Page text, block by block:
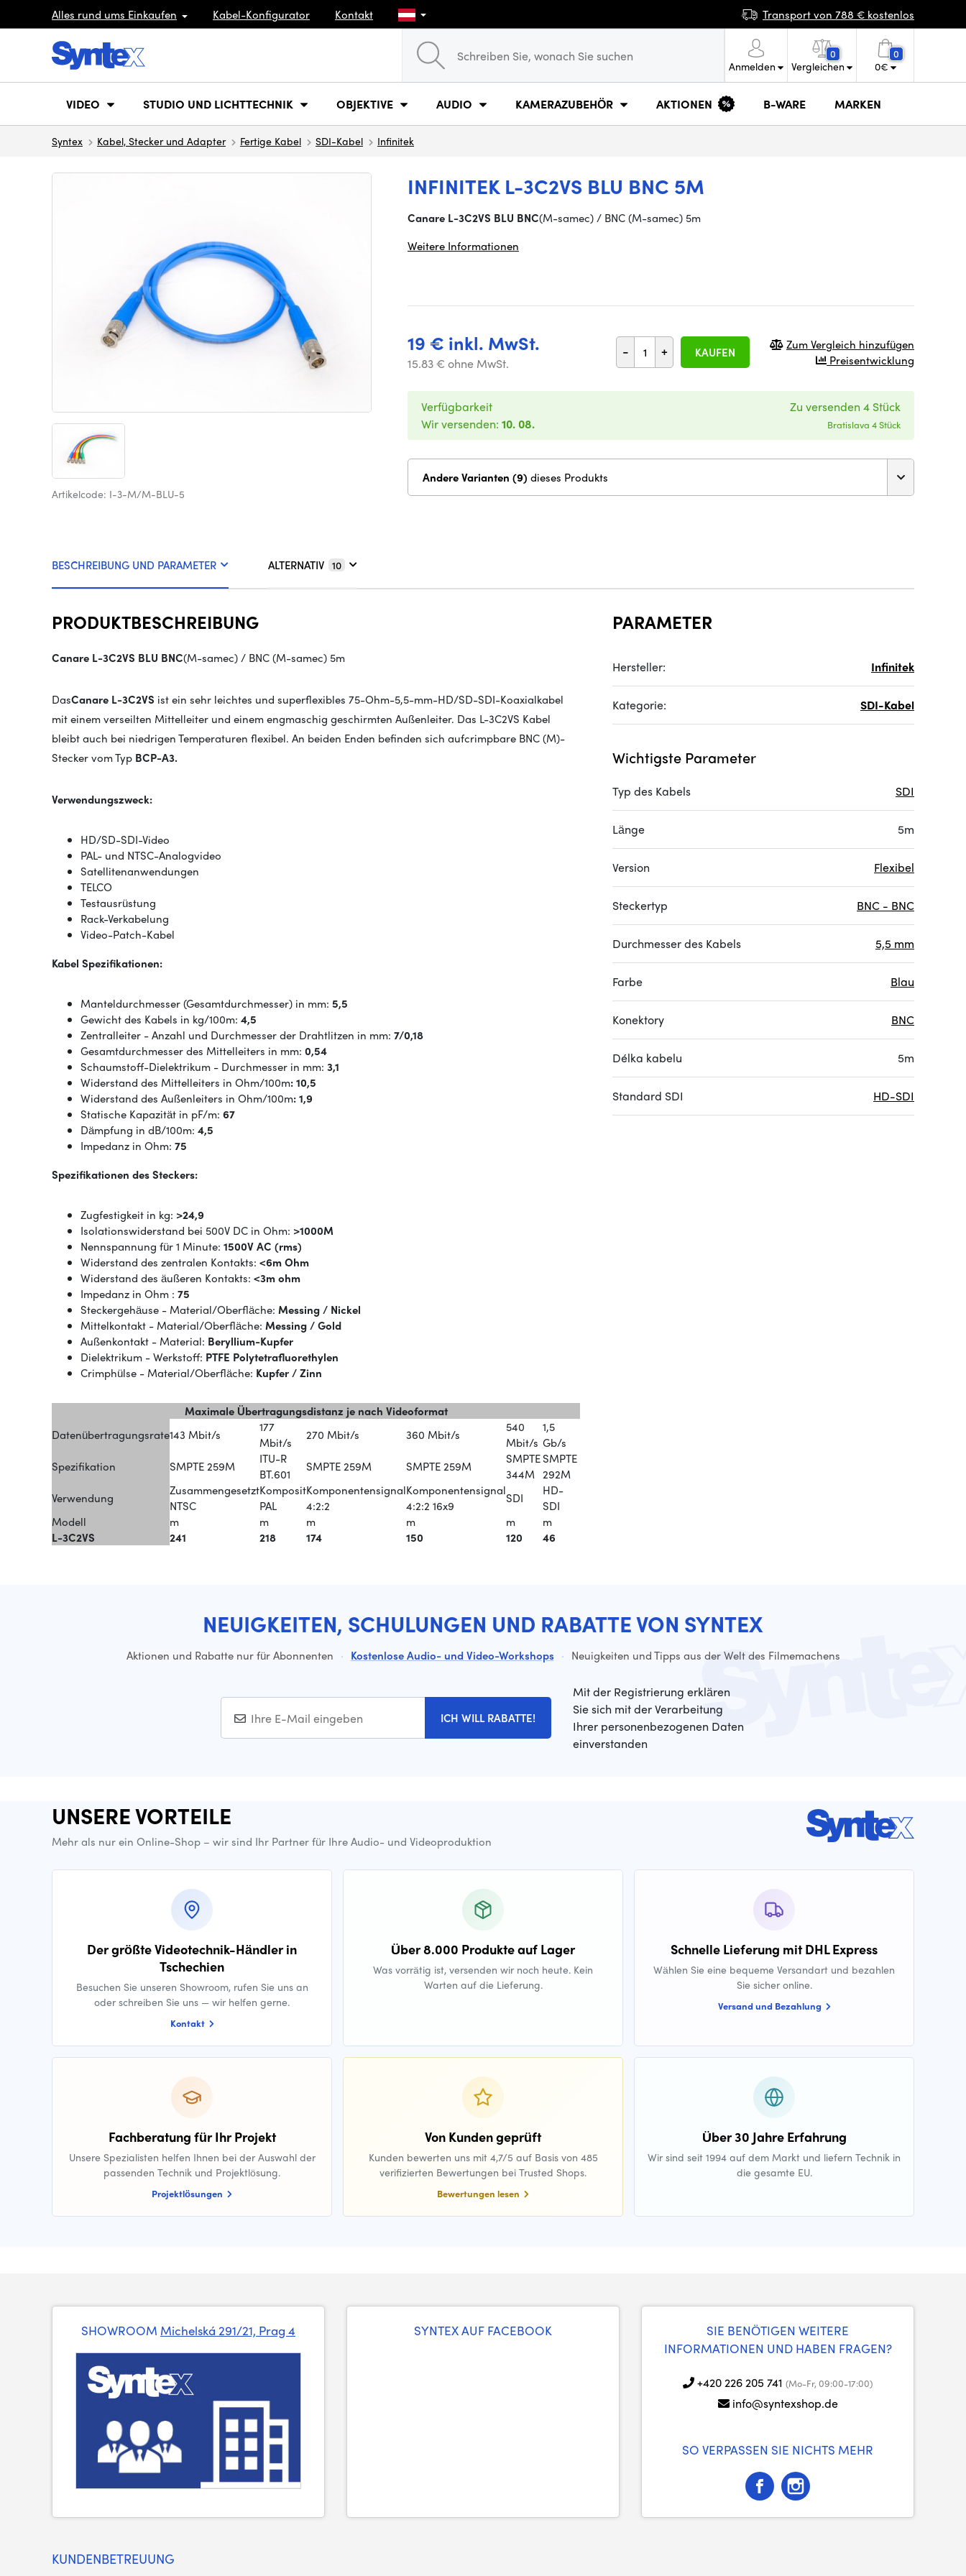
Alles rund ums Einkaufen Kabel-Konfigurator Kontakt Transport von 788 € kostenlos
Anmelden
0
Vergleichen
0
0€
VIDEO STUDIO UND LICHTTECHNIK OBJEKTIVE AUDIO KAMERAZUBEHÖR AKTIONEN B-WARE MARKEN
Syntex Kabel, Stecker und Adapter Fertige Kabel SDI-Kabel Infinitek
INFINITEK L-3C2VS BLU BNC 5M
Artikelcode: I-3-M/M-BLU-5
Canare L-3C2VS BLU BNC(M-samec) / BNC (M-samec) 5m
Weitere Informationen
19 € inkl. MwSt.
15.83 € ohne MwSt.
- + KAUFEN
Zum Vergleich hinzufügen
Preisentwicklung
Verfügbarkeit
Wir versenden: 10. 08.
Zu versenden 4 Stück
Bratislava 4 Stück
Andere Varianten (9) dieses Produkts
BESCHREIBUNG UND PARAMETER ALTERNATIV 10
PRODUKTBESCHREIBUNG
Canare L-3C2VS BLU BNC(M-samec) / BNC (M-samec) 5m
DasCanare L-3C2VS ist ein sehr leichtes und superflexibles 75-Ohm-5,5-mm-HD/SD-SDI-Koaxialkabel
mit einem verseilten Mittelleiter und einem engmaschig geschirmten Außenleiter. Das L-3C2VS Kabel
bleibt auch bei niedrigen Temperaturen flexibel. An beiden Enden befinden sich aufcrimpbare BNC (M)-
Stecker vom Typ BCP-A3.
Verwendungszweck:
HD/SD-SDI-Video
PAL- und NTSC-Analogvideo
Satellitenanwendungen
TELCO
Testausrüstung
Rack-Verkabelung
Video-Patch-Kabel
Kabel Spezifikationen:
Manteldurchmesser (Gesamtdurchmesser) in mm: 5,5
Gewicht des Kabels in kg/100m: 4,5
Zentralleiter - Anzahl und Durchmesser der Drahtlitzen in mm: 7/0,18
Gesamtdurchmesser des Mittelleiters in mm: 0,54
Schaumstoff-Dielektrikum - Durchmesser in mm: 3,1
Widerstand des Mittelleiters in Ohm/100m: 10,5
Widerstand des Außenleiters in Ohm/100m: 1,9
Statische Kapazität in pF/m: 67
Dämpfung in dB/100m: 4,5
Impedanz in Ohm: 75
Spezifikationen des Steckers:
Zugfestigkeit in kg: >24,9
Isolationswiderstand bei 500V DC in Ohm: >1000M
Nennspannung für 1 Minute: 1500V AC (rms)
Widerstand des zentralen Kontakts: <6m Ohm
Widerstand des äußeren Kontakts: <3m ohm
Impedanz in Ohm : 75
Steckergehäuse - Material/Oberfläche: Messing / Nickel
Mittelkontakt - Material/Oberfläche: Messing / Gold
Außenkontakt - Material: Beryllium-Kupfer
Dielektrikum - Werkstoff: PTFE Polytetrafluorethylen
Crimphülse - Material/Oberfläche: Kupfer / Zinn
Maximale Übertragungsdistanz je nach Videoformat
Datenübertragungsrate143 Mbit/s
177
Mbit/s
270 Mbit/s 360 Mbit/s
540
Mbit/s
1,5
Gb/s
Spezifikation
SMPTE 259M
ITU-R
BT.601
SMPTE 259M SMPTE 259M
SMPTE
344M
SMPTE
292M
Verwendung
Zusammengesetzt
NTSC
Komposit
PAL
Komponentensignal
4:2:2
Komponentensignal
4:2:2 16x9
SDI
HD-
SDI
Modell
m m m m m
m
L-3C2VS
241 218 174 150 120 46
PARAMETER
Hersteller: Infinitek
Kategorie: SDI-Kabel
Wichtigste Parameter
Typ des Kabels SDI
Länge 5m
Version Flexibel
Steckertyp BNC - BNC
Durchmesser des Kabels 5,5 mm
Farbe Blau
Konektory BNC
Délka kabelu 5m
Standard SDI HD-SDI
NEUIGKEITEN, SCHULUNGEN UND RABATTE VON SYNTEX
Aktionen und Rabatte nur für Abonnenten · Kostenlose Audio- und Video-Workshops · Neuigkeiten und Tipps aus der Welt des Filmemachens
ICH WILL RABATTE!
Mit der Registrierung erklären
Sie sich mit der Verarbeitung
Ihrer personenbezogenen Daten
einverstanden
UNSERE VORTEILE
Mehr als nur ein Online-Shop – wir sind Ihr Partner für Ihre Audio- und Videoproduktion
Der größte Videotechnik-Händler in
Tschechien
Besuchen Sie unseren Showroom, rufen Sie uns an
oder schreiben Sie uns — wir helfen gerne.
Kontakt
Über 8.000 Produkte auf Lager
Was vorrätig ist, versenden wir noch heute. Kein
Warten auf die Lieferung.
Schnelle Lieferung mit DHL Express
Wählen Sie eine bequeme Versandart und bezahlen
Sie sicher online.
Versand und Bezahlung
Fachberatung für Ihr Projekt
Unsere Spezialisten helfen Ihnen bei der Auswahl der
passenden Technik und Projektlösung.
Projektlösungen
Von Kunden geprüft
Kunden bewerten uns mit 4,7/5 auf Basis von 485
verifizierten Bewertungen bei Trusted Shops.
Bewertungen lesen
Über 30 Jahre Erfahrung
Wir sind seit 1994 auf dem Markt und liefern Technik in
die gesamte EU.
SHOWROOM Michelská 291/21, Prag 4 SYNTEX AUF FACEBOOK
SIE BENÖTIGEN WEITERE
INFORMATIONEN UND HABEN FRAGEN?
+420 226 205 741 (Mo-Fr, 09:00-17:00)
info@syntexshop.de
SO VERPASSEN SIE NICHTS MEHR
KUNDENBETREUUNG